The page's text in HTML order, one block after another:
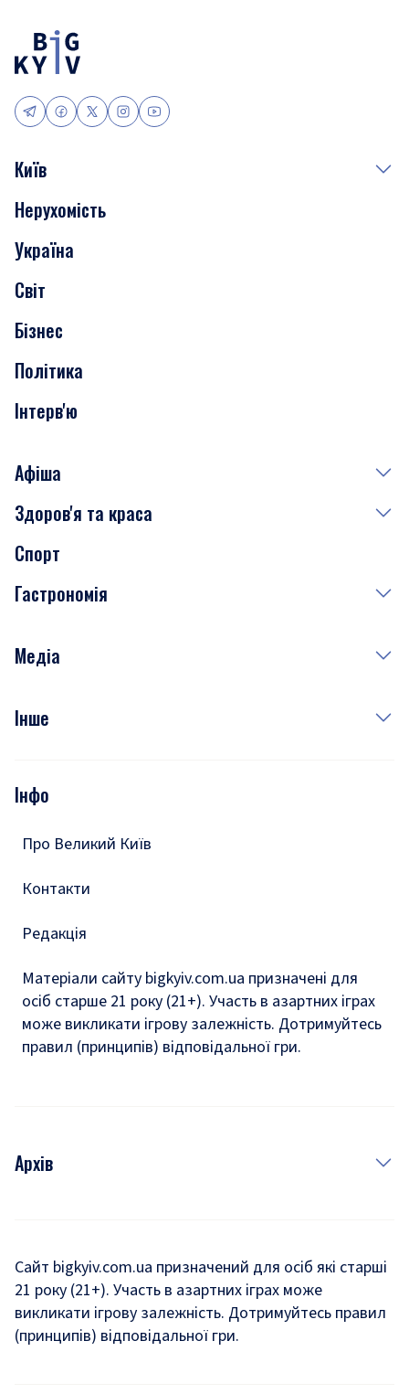
Київ
Події
Скандали
Нерухомість
Транспорт
Нерухомість
Україна
Світ
Бізнес
Політика
Інтерв'ю
Афіша
Сьогодні
Завтра
Субота
Здоров'я та краса
Медицина
Краса
Спорт
Гастрономія
Рецепти
Медіа
Фото
Подкасти
Інше
Тести
Інфо
Про Великий Київ
Контакти
Редакція
Матеріали сайту bigkyiv.com.ua призначені для
осіб старше 21 року (21+). Участь в азартних іграх
може викликати ігрову залежність. Дотримуйтесь
правил (принципів) відповідальної гри.
Архів
Комуналка
Хроніки війни
Сайт bigkyiv.com.ua призначений для осіб які старші
21 року (21+). Участь в азартних іграх може
викликати ігрову залежність. Дотримуйтесь правил
(принципів) відповідальної гри.